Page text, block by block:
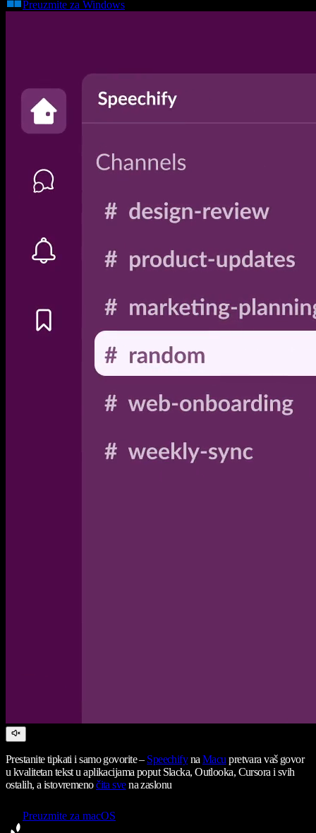
Preuzmite za Windows
Prestanite tipkati i samo govorite – SpeechifynaMacu pretvara vaš govor
u kvalitetan tekst u aplikacijama poput Slacka, Outlooka, Cursora i svih
ostalih, a istovremenočita svena zaslonu
Preuzmite za macOS